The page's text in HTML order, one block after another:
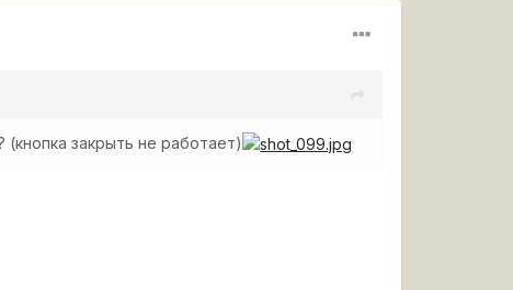
закрыть не работает)